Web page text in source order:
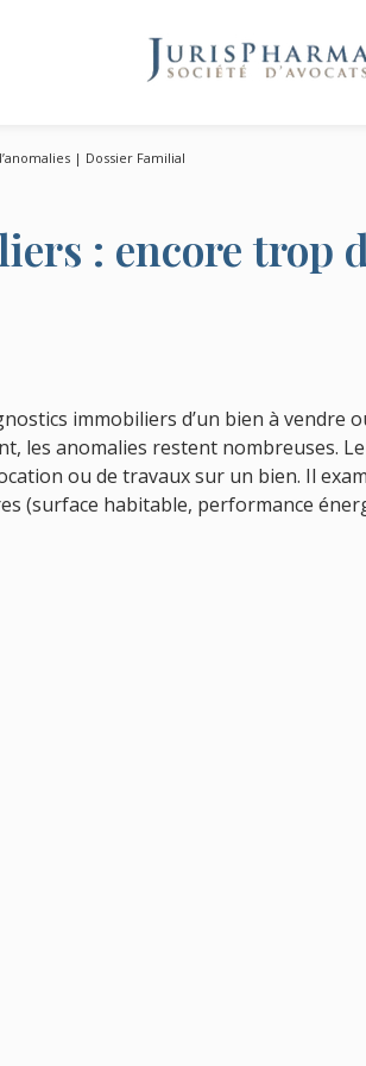
| Dossier Familial
: encore trop
immobiliers d’un bien à
les anomalies restent nombreuses.
ou de travaux sur un bien. Il
(surface habitable, performance